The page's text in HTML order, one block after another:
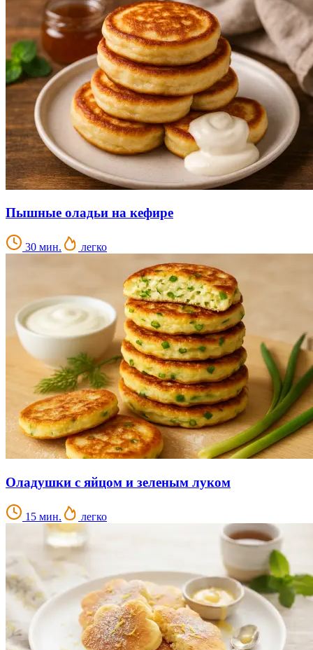
Пышные оладьи на кефире
30 мин. легко
Оладушки с яйцом и зеленым луком
15 мин. легко